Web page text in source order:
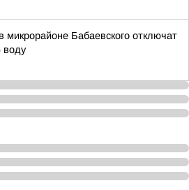
микрорайоне Бабаевского отключат
воду